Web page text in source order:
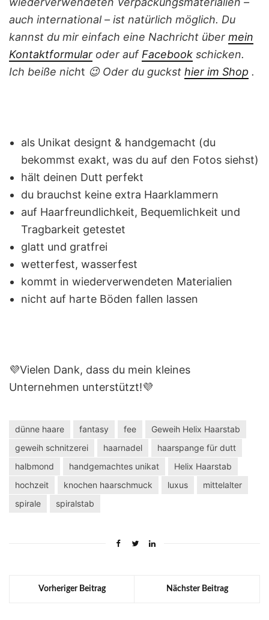
auch international – ist natürlich möglich. Du
kannst du mir einfach eine Nachricht über mein
Kontaktformular oder auf Facebook schicken.
Ich beiße nicht 😉 Oder du guckst hier im Shop .
als Unikat designt & handgemacht (du
bekommst exakt, was du auf den Fotos siehst)
hält deinen Dutt perfekt
du brauchst keine extra Haarklammern
auf Haarfreundlichkeit, Bequemlichkeit und
Tragbarkeit getestet
glatt und gratfrei
wetterfest, wasserfest
kommt in wiederverwendeten Materialien
nicht auf harte Böden fallen lassen
💜Vielen Dank, dass du mein kleines
Unternehmen unterstützt!💜
dünne haare fantasy fee
Geweih Helix Haarstab
geweih schnitzerei
haarnadel
haarspange für dutt
halbmond
handgemachtes unikat
Helix Haarstab
hochzeit
knochen haarschmuck luxus
mittelalter
spirale
spiralstab
Vorheriger Beitrag Nächster Beitrag